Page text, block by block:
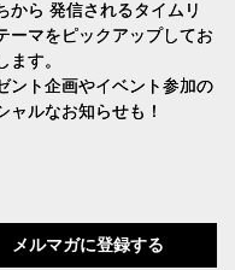
から 発信されるタイムリ
ーマをピックアップしてお
ます。
ント企画やイベント参加の
ャルなお知らせも！
メルマガに登録する